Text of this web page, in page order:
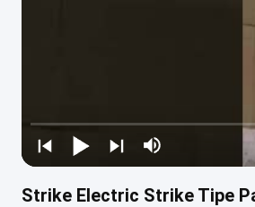
Strike Electric Strike Tipe